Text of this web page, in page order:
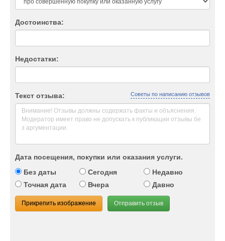
Достоинства:
Недостатки:
Текст отзыва: Советы по написанию отзывов
Дата посещения, покупки или оказания услуги.
Без даты
Сегодня
Недавно
Точная дата
Вчера Давно
Прикрепить изображение Отправить отзыв